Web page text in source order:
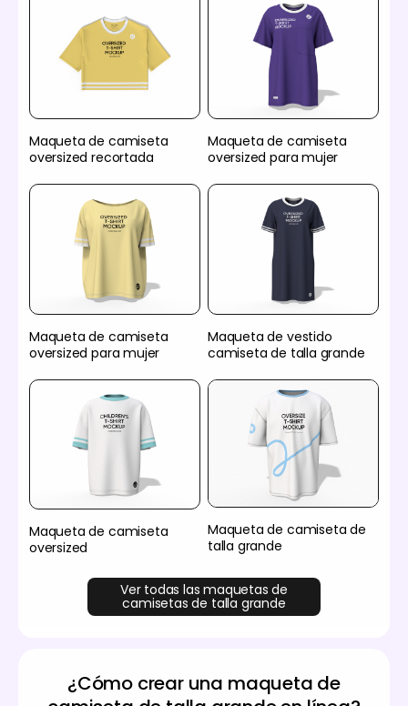
Maqueta de camiseta
oversized recortada
Maqueta de camiseta
oversized para mujer
Maqueta de camiseta
oversized para mujer
Maqueta de vestido
camiseta de talla grande
Maqueta de camiseta
oversized
Maqueta de camiseta de
talla grande
Ver todas las maquetas de
camisetas de talla grande
¿Cómo crear una maqueta de